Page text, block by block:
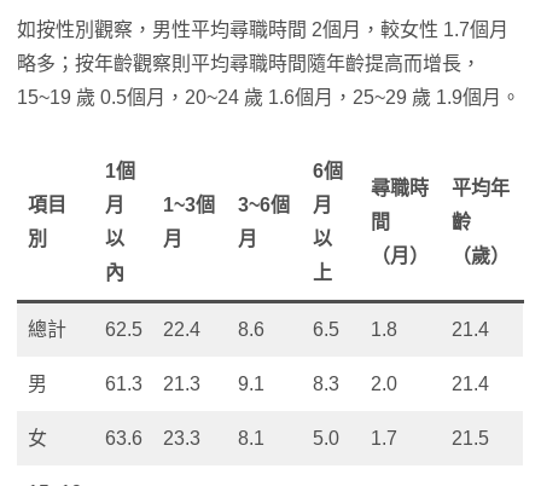
如按性別觀察，男性平均尋職時間 2個月，較女性 1.7個月
略多；按年齡觀察則平均尋職時間隨年齡提高而增長，
15~19 歲 0.5個月，20~24 歲 1.6個月，25~29 歲 1.9個月。
項目
別
1個
月
以
內
1~3個
月
3~6個
月
6個
月
以
上
尋職時
間
（月）
平均年
齡
（歲）
總計 62.5 22.4 8.6 6.5 1.8 21.4
男 61.3 21.3 9.1 8.3 2.0 21.4
女 63.6 23.3 8.1 5.0 1.7 21.5